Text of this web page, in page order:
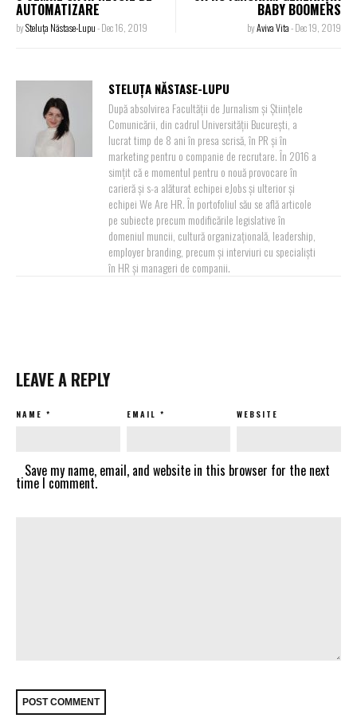
AUTOMATIZARE
bySteluța Năstase-Lupu-Dec 16, 2019
BABY BOOMERS
byAviva Vita-Dec 19, 2019
STELUȚA NĂSTASE-LUPU
După absolvirea Facultății de Jurnalism și Științele
Comunicării, din cadrul Universității București, a
lucrat timp de 8 ani în presa scrisă, în PR și în
marketing pentru o companie de recrutare. În 2016 a
simțit că e momentul pentru o nouă provocare în
carieră și s-a alăturat echipei eJobs și ulterior și
echipei We Are HR. În portofoliul său se află articole
pe subiecte precum modificările legislative în
domeniul muncii, cultură organizațională, leadership,
employer branding, precum și interviuri cu specialiști
în HR și manageri de companii.
LEAVE A REPLY
NAME * EMAIL * WEBSITE
Save my name, email, and website in this browser for the next
time I comment.